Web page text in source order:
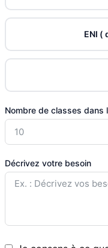
ENI (
Nombre de classes dans
Décrivez votre besoin